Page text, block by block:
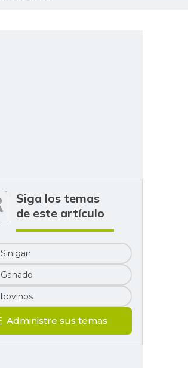
Siga los temas
de este artículo
Sinigan
Ganado
bovinos
Administre sus temas